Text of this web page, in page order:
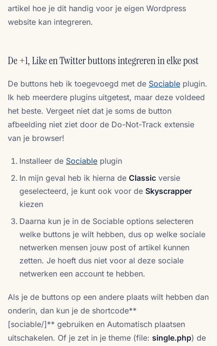
artikel hoe je dit handig voor je eigen Wordpress
website kan integreren.
De +1, Like en Twitter buttons integreren in elke post
De buttons heb ik toegevoegd met de Sociable plugin.
Ik heb meerdere plugins uitgetest, maar deze voldeed
het beste. Vergeet niet dat je soms de button
afbeelding niet ziet door de Do-Not-Track extensie
van je browser!
Installeer de Sociable plugin
In mijn geval heb ik hierna de Classic versie
geselecteerd, je kunt ook voor de Skyscrapper
kiezen
Daarna kun je in de Sociable options selecteren
welke buttons je wilt hebben, dus op welke sociale
netwerken mensen jouw post of artikel kunnen
zetten. Je hoeft dus niet voor al deze sociale
netwerken een account te hebben.
Als je de buttons op een andere plaats wilt hebben dan
onderin, dan kun je de shortcode**
[sociable/]** gebruiken en Automatisch plaatsen
uitschakelen. Of je zet in je theme (file: single.php) de